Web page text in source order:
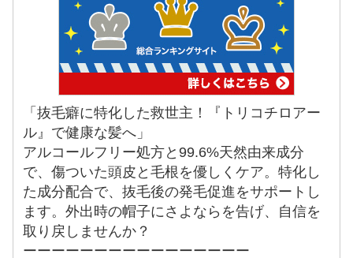
「抜毛癖に特化した救世主！『トリコチロアー
ル』で健康な髪へ」
アルコールフリー処方と99.6%天然由来成分
で、傷ついた頭皮と毛根を優しくケア。特化し
た成分配合で、抜毛後の発毛促進をサポートし
ます。外出時の帽子にさよならを告げ、自信を
取り戻しませんか？
ーーーーーーーーーーーーーーーー